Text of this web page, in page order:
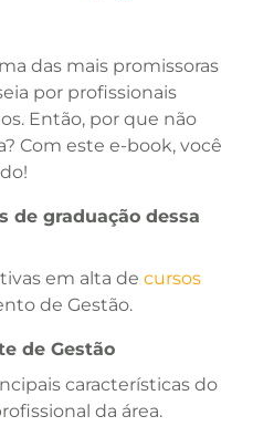
das mais promissoras
por profissionais
Então, por que não
Com este e-book, você
de graduação dessa
em alta de cursos
de Gestão.
de Gestão
características do
da área.